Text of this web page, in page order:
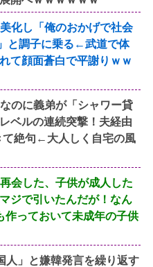
化し「俺のおかげで社会
と調子に乗る←武道で体
て顔面蒼白で平謝りｗｗ
のに義弟が「シャワー貸
ベルの連続突撃！夫経由
て絶句←大人しく自宅の風
会した、子供が成人した
ジで引いたんだが！なん
作っておいて未成年の子供
人」と嫌韓発言を繰り返す